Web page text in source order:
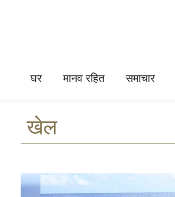
घर मानव रहित समाचार
खेल